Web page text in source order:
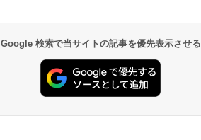
Google 検索で当サイトの記事を優先表示させる